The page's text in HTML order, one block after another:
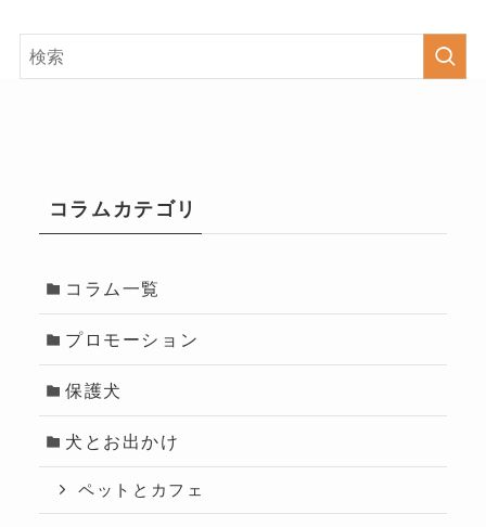
コラムカテゴリ
コラム一覧
プロモーション
保護犬
犬とお出かけ
ペットとカフェ